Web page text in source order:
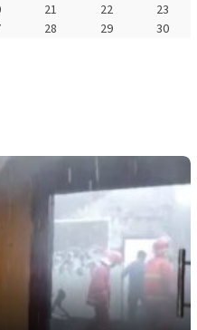
21 22
23
28 29
30